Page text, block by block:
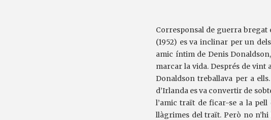
Corresponsal de guerra bregat
(1952) es va inclinar per un
amic íntim de Denis
marcar la vida. Després de vint
Donaldson treballava per a
d’Irlanda es va convertir de
l’amic traït de ficar-se a la
llàgrimes del traït. Però no